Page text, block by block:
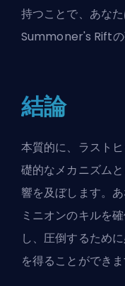
持つことで、あな
Summoner's Rift
結論
本質的に、ラスト
礎的なメカニズム
響を及ぼします。
ミニオンのキルを
し、圧倒するため
を得ることができま